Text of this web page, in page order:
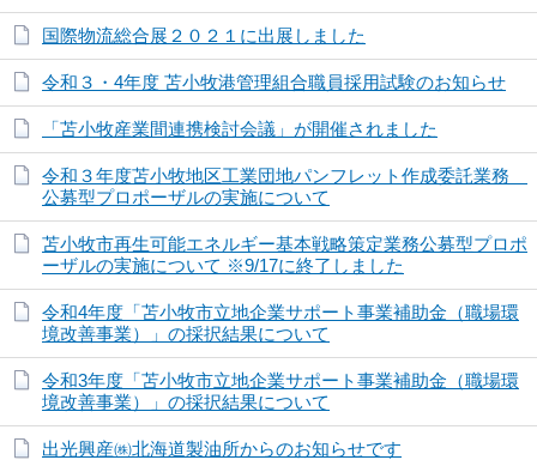
国際物流総合展２０２１に出展しました
令和３・4年度 苫小牧港管理組合職員採用試験のお知らせ
「苫小牧産業間連携検討会議」が開催されました
令和３年度苫小牧地区工業団地パンフレット作成委託業務
公募型プロポーザルの実施について
苫小牧市再生可能エネルギー基本戦略策定業務公募型プロポ
ーザルの実施について ※9/17に終了しました
令和4年度「苫小牧市立地企業サポート事業補助金（職場環
境改善事業）」の採択結果について
令和3年度「苫小牧市立地企業サポート事業補助金（職場環
境改善事業）」の採択結果について
出光興産㈱北海道製油所からのお知らせです